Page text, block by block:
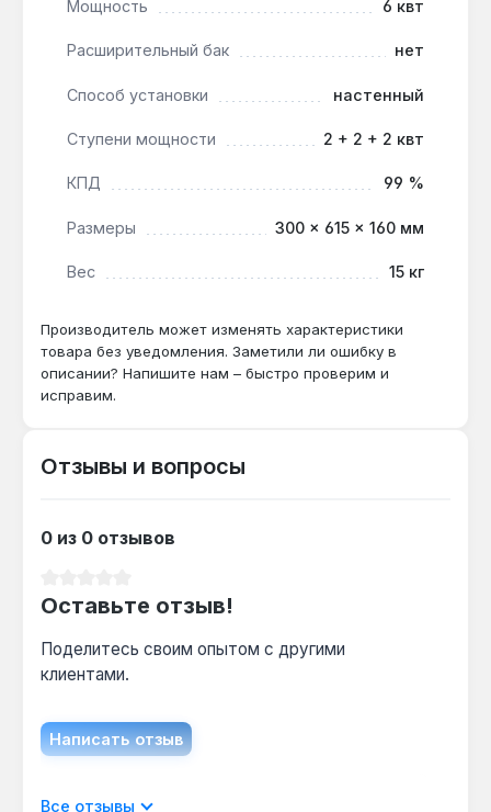
300×615×160 мм и настенный монтаж упрощают
установку. Производство — Украина. Гарантия 1
Можно ли подключить бойлер косвенного
внешнего оборудования, что позволяет
бойлер.
Какой диаметр подключения к системе
отопления?
Диаметр подключения контура отопления —
Мощность 6 квт
Расширительный бак нет
Способ установки настенный
Ступени мощности 2 + 2 + 2 квт
КПД 99 %
Размеры 300 × 615 × 160 мм
Вес 15 кг
Производитель может изменять характеристики
товара без уведомления. Заметили ли ошибку в
описании? Напишите нам – быстро проверим и
исправим.
Отзывы и вопросы
0 из 0 отзывов
Оставьте отзыв!
Поделитесь своим опытом с другими
клиентами.
Написать отзыв
Отображать отзывы только на текущем
Все отзывы